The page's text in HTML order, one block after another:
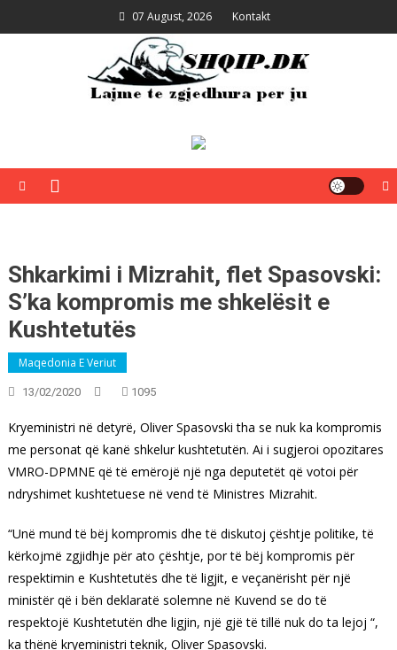
to
07 August, 2026 Kontakt
Shkarkimi i Mizrahit, flet Spasovski:
S’ka kompromis me shkelësit e
Kushtetutës
Maqedonia E Veriut
13/02/2020 1095
Kryeministri në detyrë, Oliver Spasovski tha se nuk ka kompromis
me personat që kanë shkelur kushtetutën. Ai i sugjeroi opozitares
VMRO-DPMNE që të emërojë një nga deputetët që votoi për
ndryshimet kushtetuese në vend të Ministres Mizrahit.
“Unë mund të bëj kompromis dhe të diskutoj çështje politike, të
kërkojmë zgjidhje për ato çështje, por të bëj kompromis për
respektimin e Kushtetutës dhe të ligjit, e veçanërisht për një
ministër që i bën deklaratë solemne në Kuvend se do të
respektojë Kushtetutën dhe ligjin, një gjë të tillë nuk do ta lejoj “,
ka thënë kryeministri teknik, Oliver Spasovski.